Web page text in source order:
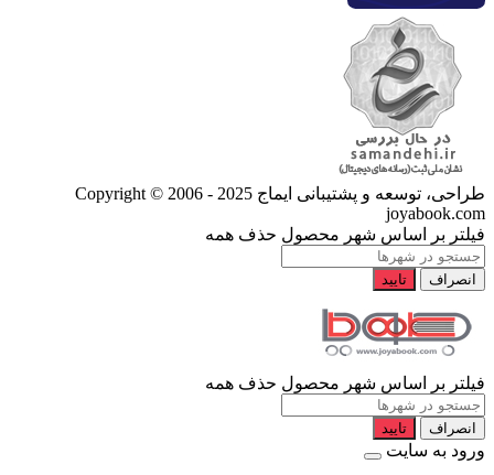
طراحی، توسعه و پشتیبانی ایماج Copyright © 2006 - 2025
joyabook.com
فیلتر بر اساس شهر محصول حذف همه
انصراف تایید
فیلتر بر اساس شهر محصول حذف همه
انصراف تایید
ورود به سایت